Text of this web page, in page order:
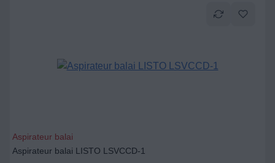
Aspirateur balai
Aspirateur balai LISTO LSVCCD-1